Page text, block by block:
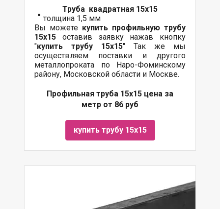
Труба квадратная 15х15
толщина 1,5 мм
Вы можете купить профильную трубу
15х15 оставив заявку нажав кнопку
"купить трубу 15х15" Так же мы
осуществляем поставки и другого
металлопроката по Наро-Фоминскому
району, Московской области и Москве.
Профильная труба 15х15 цена за
метр от 86 руб
купить трубу 15х15